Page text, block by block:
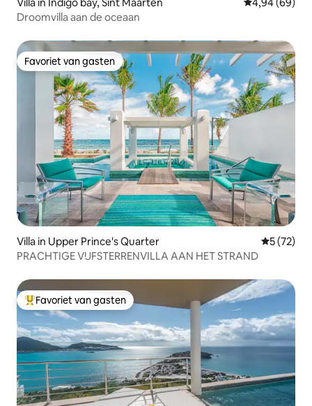
Droomvilla aan de oceaan
Favoriet van gasten
Favoriet van gasten
Villa in Upper Prince's Quarter
5 (72)
PRACHTIGE VIJFSTERRENVILLA AAN HET STRAND
Topfavoriet van gasten
Favoriet van gasten